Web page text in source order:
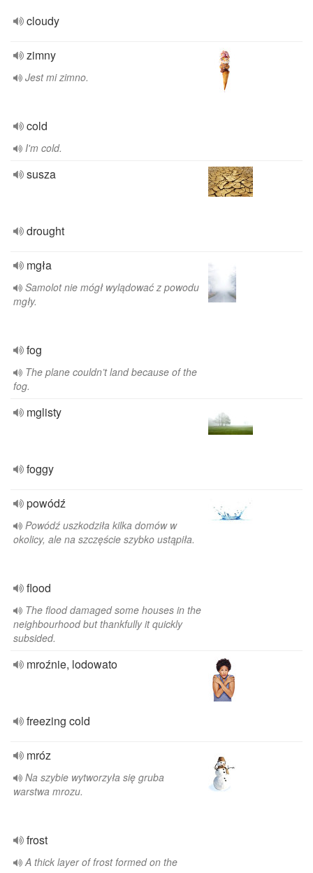
cloudy
zimny
Jest mi zimno.
cold
I'm cold.
susza
drought
mgła
Samolot nie mógł wylądować z powodu
mgły.
fog
The plane couldn’t land because of the
fog.
mglisty
foggy
powódź
Powódź uszkodziła kilka domów w
okolicy, ale na szczęście szybko ustąpiła.
flood
The flood damaged some houses in the
neighbourhood but thankfully it quickly
subsided.
mroźnie, lodowato
freezing cold
mróz
Na szybie wytworzyła się gruba
warstwa mrozu.
frost
A thick layer of frost formed on the